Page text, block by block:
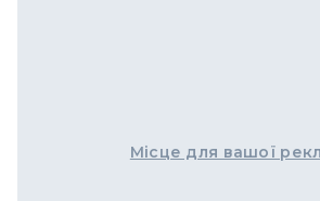
Місце для вашої